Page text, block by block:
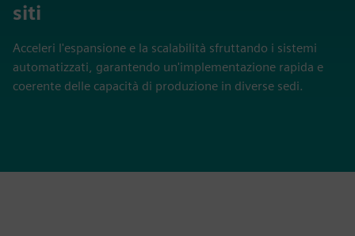
siti
Acceleri l'espansione e la scalabilità sfruttando i sistemi
automatizzati, garantendo un'implementazione rapida e
coerente delle capacità di produzione in diverse sedi.